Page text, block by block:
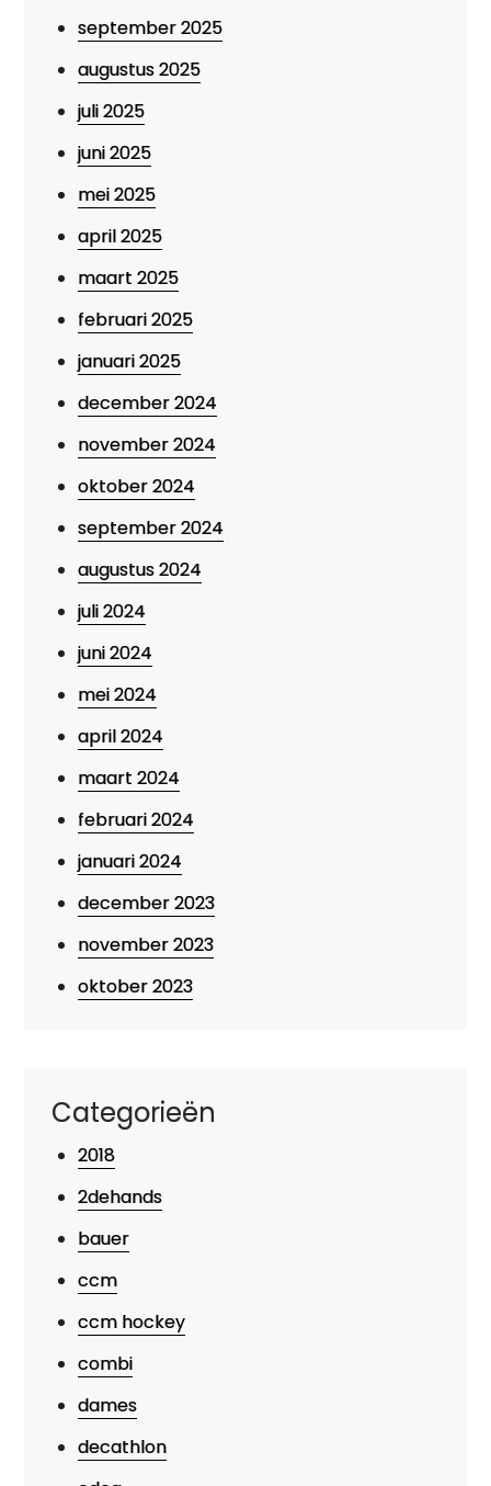
september 2025
augustus 2025
juli 2025
juni 2025
mei 2025
april 2025
maart 2025
februari 2025
januari 2025
december 2024
november 2024
oktober 2024
september 2024
augustus 2024
juli 2024
juni 2024
mei 2024
april 2024
maart 2024
februari 2024
januari 2024
december 2023
november 2023
oktober 2023
Categorieën
2018
2dehands
bauer
ccm
ccm hockey
combi
dames
decathlon